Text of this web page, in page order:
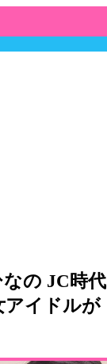
なの JC時代
アイドルが